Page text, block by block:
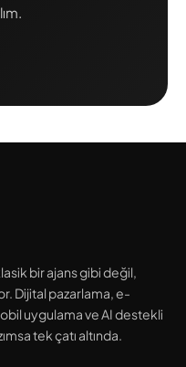
bir ajans gibi değil,
Dijital pazarlama, e-
uygulama ve AI destekli
tek çatı altında.